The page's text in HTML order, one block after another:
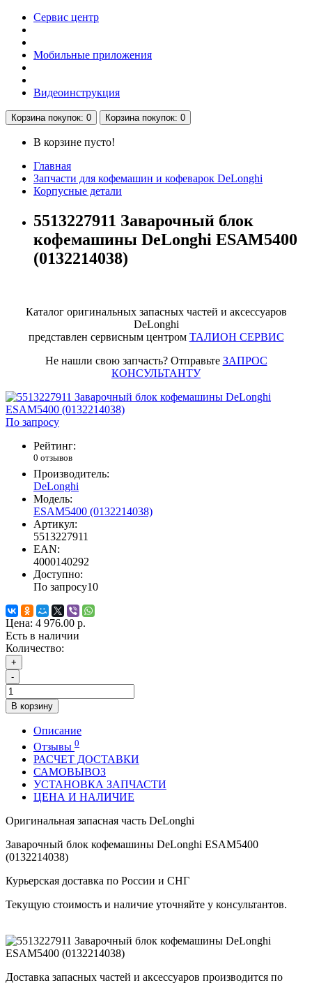
Сервис центр
Мобильные приложения
Видеоинструкция
Корзинапокупок: 0 Корзинапокупок: 0
В корзине пусто!
Главная
Запчасти для кофемашин и кофеварок DeLonghi
Корпусные детали
5513227911 Заварочный блок
кофемашины DeLonghi ESAM5400
(0132214038)
Каталог оригинальных запасных частей и аксессуаров
DeLonghi
представлен сервисным центром ТАЛИОН СЕРВИС
Не нашли свою запчасть? Отправьте ЗАПРОС
КОНСУЛЬТАНТУ
По запросу
Рейтинг:
0 отзывов
Производитель:
DeLonghi
Модель:
ESAM5400 (0132214038)
Артикул:
5513227911
EAN:
4000140292
Доступно:
По запросу10
Цена: 4 976.00 р.
Есть в наличии
Количество:
+
-
В корзину
Описание
Отзывы 0
РАСЧЕТ ДОСТАВКИ
САМОВЫВОЗ
УСТАНОВКА ЗАПЧАСТИ
ЦЕНА И НАЛИЧИЕ
Оригинальная запасная часть DeLonghi
Заварочный блок кофемашины DeLonghi ESAM5400
(0132214038)
Курьерская доставка по России и СНГ
Текущую стоимость и наличие уточняйте у консультантов.
Доставка запасных частей и аксессуаров производится по